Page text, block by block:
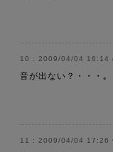
2009/04/04 16:14
音が出ない？・・・｡
2009/04/04 17:26